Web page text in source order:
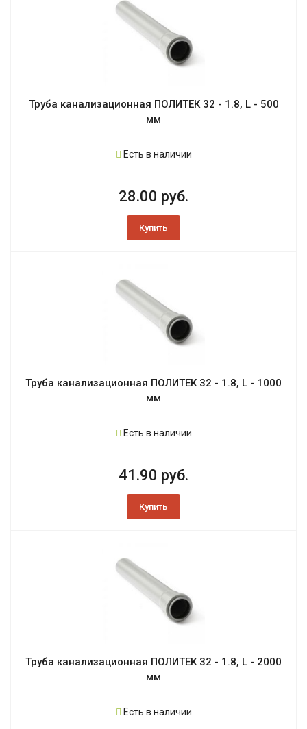
Труба канализационная ПОЛИТЕК 32 - 1.8, L - 500
мм
Есть в наличии
28.00 руб.
Купить
Труба канализационная ПОЛИТЕК 32 - 1.8, L - 1000
мм
Есть в наличии
41.90 руб.
Купить
Труба канализационная ПОЛИТЕК 32 - 1.8, L - 2000
мм
Есть в наличии